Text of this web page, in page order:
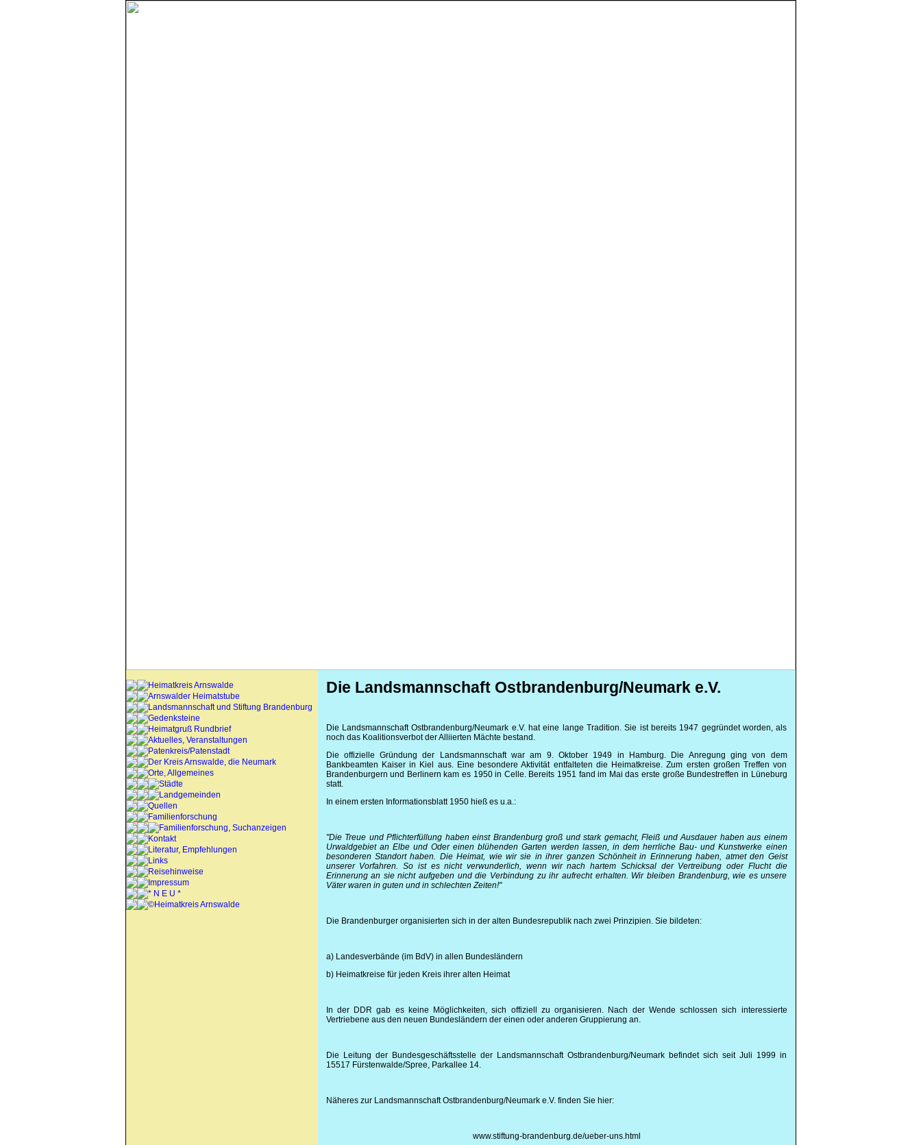
Heimatkreis Arnswalde
Arnswalder Heimatstube
Landsmannschaft und Stiftung Brandenburg
Gedenksteine
Heimatgruß Rundbrief
Aktuelles, Veranstaltungen
Patenkreis/Patenstadt
Der Kreis Arnswalde, die Neumark
Orte, Allgemeines
Städte
Landgemeinden
Quellen
Familienforschung
Familienforschung, Suchanzeigen
Kontakt
Literatur, Empfehlungen
Links
Reisehinweise
Impressum
* N E U *
©Heimatkreis Arnswalde
Die Landsmannschaft Ostbrandenburg/Neumark e.V.
Die Landsmannschaft Ostbrandenburg/Neumark e.V. hat eine lange Tradition. Sie ist bereits 1947 gegründet worden, als
noch das Koalitionsverbot der Alliierten Mächte bestand.
Die offizielle Gründung der Landsmannschaft war am 9. Oktober 1949 in Hamburg. Die Anregung ging von dem
Bankbeamten Kaiser in Kiel aus. Eine besondere Aktivität entfalteten die Heimatkreise. Zum ersten großen Treffen von
Brandenburgern und Berlinern kam es 1950 in Celle. Bereits 1951 fand im Mai das erste große Bundestreffen in Lüneburg
statt.
In einem ersten Informationsblatt 1950 hieß es u.a.:
"Die Treue und Pflichterfüllung haben einst Brandenburg groß und stark gemacht, Fleiß und Ausdauer haben aus einem
Urwaldgebiet an Elbe und Oder einen blühenden Garten werden lassen, in dem herrliche Bau- und Kunstwerke einen
besonderen Standort haben. Die Heimat, wie wir sie in ihrer ganzen Schönheit in Erinnerung haben, atmet den Geist
unserer Vorfahren. So ist es nicht verwunderlich, wenn wir nach hartem Schicksal der Vertreibung oder Flucht die
Erinnerung an sie nicht aufgeben und die Verbindung zu ihr aufrecht erhalten. Wir bleiben Brandenburg, wie es unsere
Väter waren in guten und in schlechten Zeiten!"
Die Brandenburger organisierten sich in der alten Bundesrepublik nach zwei Prinzipien. Sie bildeten:
a) Landesverbände (im BdV) in allen Bundesländern
b) Heimatkreise für jeden Kreis ihrer alten Heimat
In der DDR gab es keine Möglichkeiten, sich offiziell zu organisieren. Nach der Wende schlossen sich interessierte
Vertriebene aus den neuen Bundesländern der einen oder anderen Gruppierung an.
Die Leitung der Bundesgeschäftsstelle der Landsmannschaft Ostbrandenburg/Neumark befindet sich seit Juli 1999 in
15517 Fürstenwalde/Spree, Parkallee 14.
Näheres zur Landsmannschaft Ostbrandenburg/Neumark e.V. finden Sie hier:
www.stiftung-brandenburg.de/ueber-uns.html